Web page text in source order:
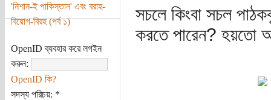
'নিশান-ই পাকিস্তান' এবং বরাহ-
বিয়োগ-বিরহ (পর্ব ১)
OpenID ব্যবহার করে লগইন
করুন:
OpenID কি?
সদস্য পরিচয়: *
সচলে কিংবা সচল
করতে পারেন? হয়তো